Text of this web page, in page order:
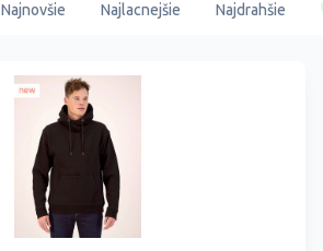
Najnovšie Najlacnejšie Najdrahšie